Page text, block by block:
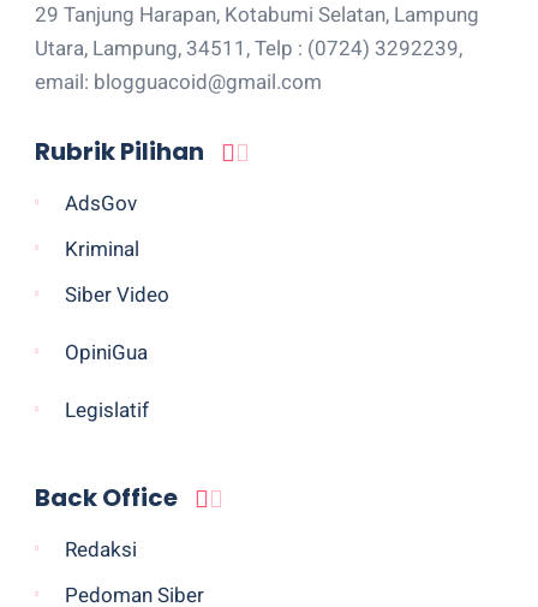
29 Tanjung Harapan, Kotabumi Selatan, Lampung
Utara, Lampung, 34511, Telp : (0724) 3292239,
email: blogguacoid@gmail.com
Rubrik Pilihan
AdsGov
Kriminal
Siber Video
OpiniGua
Legislatif
Back Office
Redaksi
Pedoman Siber